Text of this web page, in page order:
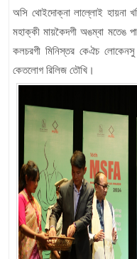
অসি থোইদোক্না লাল্লোই হায়না
মহাক্কী মায়কৈদগী অঙম্বা মতেঙ
কলচরগী মিনিস্তর কেঐচ
কেতলোগ রিলিজ তৌখি।